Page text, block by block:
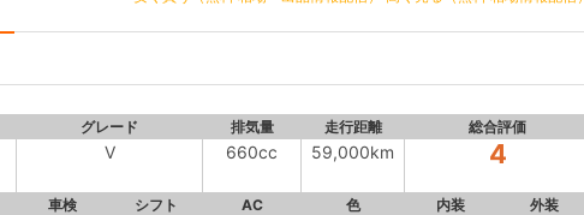
グレード 排気量 走行距離 総合評価
V 660cc 59,000km 4
車検 シフト AC 色 内装 外装